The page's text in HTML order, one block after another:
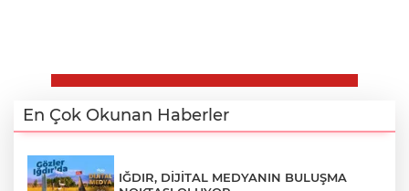
En Çok Okunan Haberler
IĞDIR, DİJİTAL MEDYANIN BULUŞMA